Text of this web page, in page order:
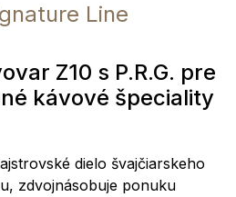
Line
Z10 s P.R.G. pre
kávové špeciality
dielo švajčiarskeho
zdvojnásobuje ponuku